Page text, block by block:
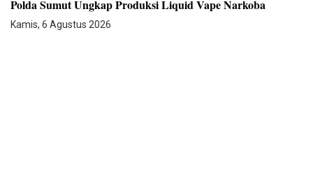
Polda Sumut Ungkap Produksi Liquid Vape Narkoba
Kamis, 6 Agustus 2026